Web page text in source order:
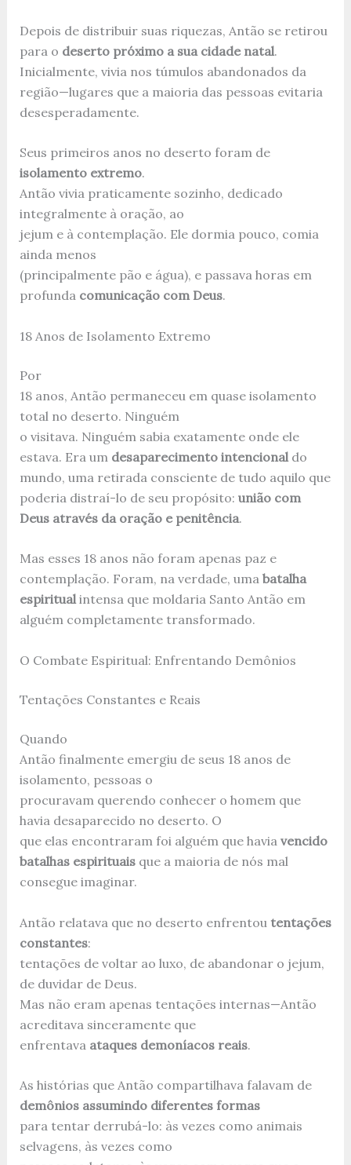
Depois de distribuir suas riquezas, Antão se retirou
para o deserto próximo a sua cidade natal.
Inicialmente, vivia nos túmulos abandonados da
região—lugares que a maioria das pessoas evitaria
desesperadamente.
Seus primeiros anos no deserto foram de
isolamento extremo.
Antão vivia praticamente sozinho, dedicado
integralmente à oração, ao
jejum e à contemplação. Ele dormia pouco, comia
ainda menos
(principalmente pão e água), e passava horas em
profunda comunicação com Deus.
18 Anos de Isolamento Extremo
Por
18 anos, Antão permaneceu em quase isolamento
total no deserto. Ninguém
o visitava. Ninguém sabia exatamente onde ele
estava. Era um desaparecimento intencionaldo
mundo, uma retirada consciente de tudo aquilo que
poderia distraí-lo de seu propósito: união com
Deus através da oração e penitência.
Mas esses 18 anos não foram apenas paz e
contemplação. Foram, na verdade, uma batalha
espiritualintensa que moldaria Santo Antão em
alguém completamente transformado.
O Combate Espiritual: Enfrentando Demônios
Tentações Constantes e Reais
Quando
Antão finalmente emergiu de seus 18 anos de
isolamento, pessoas o
procuravam querendo conhecer o homem que
havia desaparecido no deserto. O
que elas encontraram foi alguém que havia vencido
batalhas espirituaisque a maioria de nós mal
consegue imaginar.
Antão relatava que no deserto enfrentou tentações
constantes:
tentações de voltar ao luxo, de abandonar o jejum,
de duvidar de Deus.
Mas não eram apenas tentações internas—Antão
acreditava sinceramente que
enfrentava ataques demoníacos reais.
As histórias que Antão compartilhava falavam de
demônios assumindo diferentes formas
para tentar derrubá-lo: às vezes como animais
selvagens, às vezes como